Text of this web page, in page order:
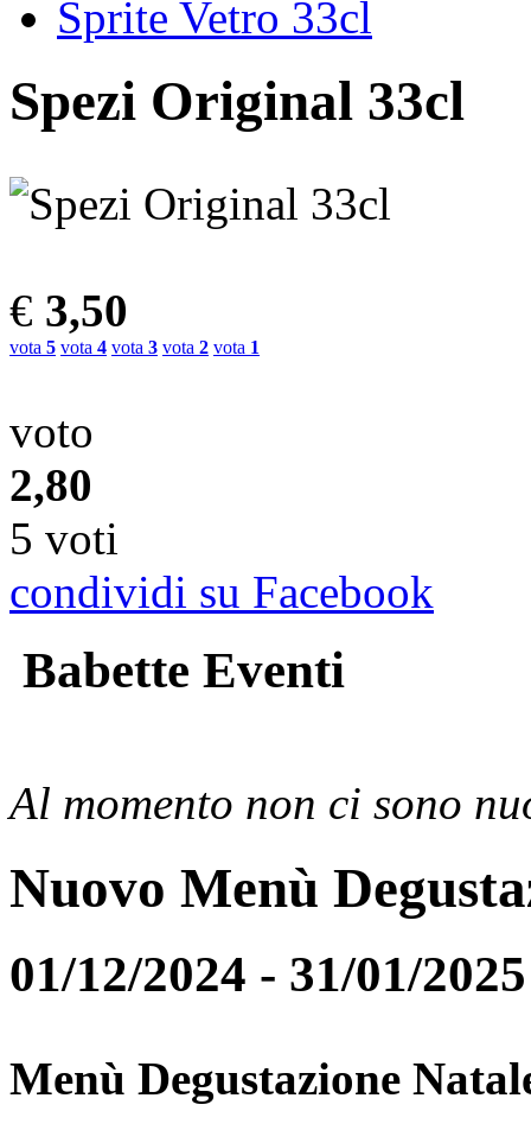
Sprite Vetro 33cl
Spezi Original 33cl
€ 3,50
vota 5 vota 4 vota 3 vota 2 vota 1
voto
2,80
5 voti
condividi su Facebook
Babette Eventi
Al momento non ci sono
Nuovo Menù
01/12/2024 - 31/01/2025
Menù Degustazione